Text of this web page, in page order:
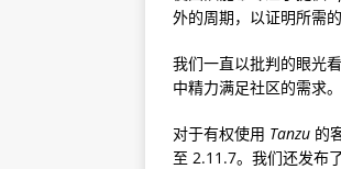
外的周期，以证明所需
我们一直以批判的眼光
中精力满足社区的需求
对于有权使用 Tanzu 的
至 2.11.7。我们还发